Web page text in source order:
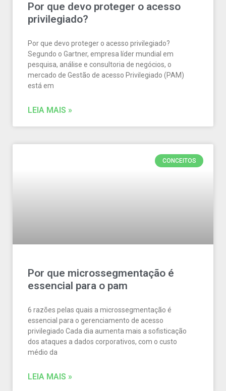
Por que devo proteger o acesso
privilegiado?
Por que devo proteger o acesso privilegiado?
Segundo o Gartner, empresa líder mundial em
pesquisa, análise e consultoria de negócios, o
mercado de Gestão de acesso Privilegiado (PAM)
está em
LEIA MAIS »
CONCEITOS
Por que microssegmentação é
essencial para o pam
6 razões pelas quais a microssegmentação é
essencial para o gerenciamento de acesso
privilegiado Cada dia aumenta mais a sofisticação
dos ataques a dados corporativos, com o custo
médio da
LEIA MAIS »